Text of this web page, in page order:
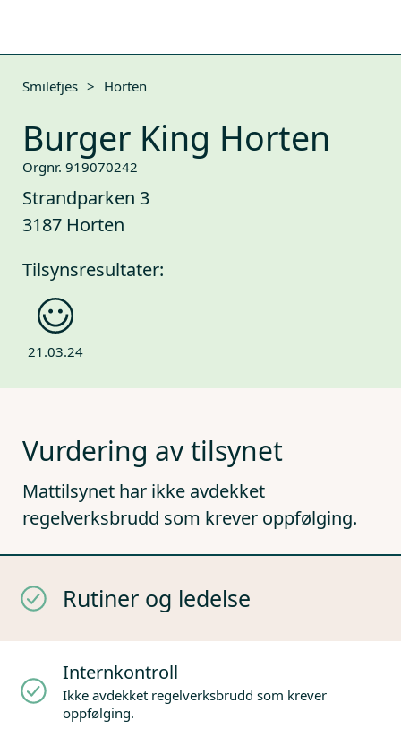
Smilefjes > Horten
Burger King Horten
Orgnr. 919070242
Strandparken 3
3187 Horten
Tilsynsresultater:
21.03.24
Vurdering av tilsynet
Mattilsynet har ikke avdekket
regelverksbrudd som krever oppfølging.
Rutiner og ledelse
Internkontroll
Ikke avdekket regelverksbrudd som krever
oppfølging.